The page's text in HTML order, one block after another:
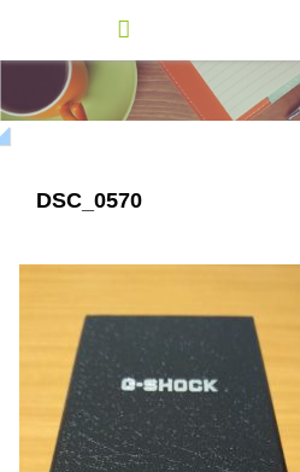
DSC_0570